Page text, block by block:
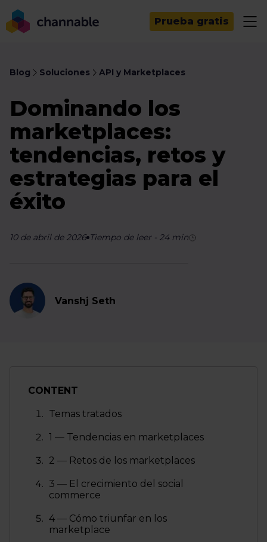
Prueba gratis
Blog Soluciones API y Marketplaces
Dominando los
marketplaces:
tendencias, retos y
estrategias para el
éxito
10 de abril de 2026 Tiempo de leer- 24 min
Vanshj Seth
CONTENT
Temas tratados
1 ― Tendencias en marketplaces
2 ― Retos de los marketplaces
3 ― El crecimiento del social
commerce
4 ― Cómo triunfar en los
marketplace